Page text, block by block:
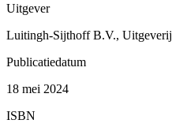
Uitgever
Luitingh-Sijthoff B.V., Uitgeverij
Publicatiedatum
18 mei 2024
ISBN